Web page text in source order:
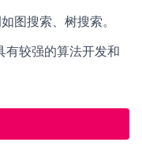
图搜索、树搜索。
较强的算法开发和